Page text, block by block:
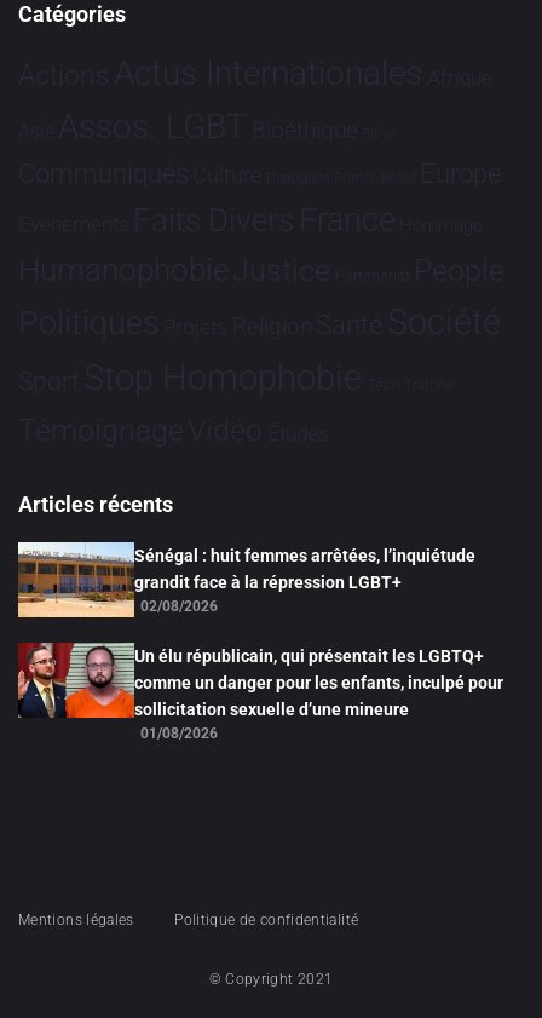
Catégories
Actions Actus Internationales Afrique
Asie Assos. LGBT Bioéthique Brève
Communiqués Culture Dialogues France-Brésil Europe
Evénements Faits Divers France Hommage
HumanophobieJustice Partenariat People
Politiques Projets Religion Santé Société
Sport Stop Homophobie Tech Tribune
TémoignageVidéo Études
Articles récents
Sénégal : huit femmes arrêtées, l’inquiétude
grandit face à la répression LGBT+
02/08/2026
Un élu républicain, qui présentait les LGBTQ+
comme un danger pour les enfants, inculpé pour
sollicitation sexuelle d’une mineure
01/08/2026
Mentions légales Politique de confidentialité
© Copyright 2021